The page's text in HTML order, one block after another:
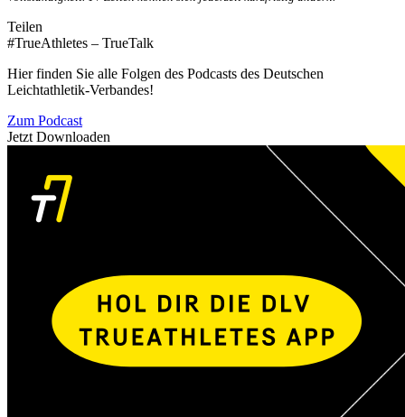
Teilen
#TrueAthletes – TrueTalk
Hier finden Sie alle Folgen des Podcasts des Deutschen
Leichtathletik-Verbandes!
Zum Podcast
Jetzt Downloaden